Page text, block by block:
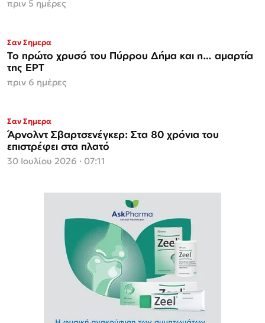
πριν 5 ημέρες
Σαν Σημερα
Το πρώτο χρυσό του Πύρρου Δήμα και η… αμαρτία
της ΕΡΤ
πριν 6 ημέρες
Σαν Σημερα
Άρνολντ Σβαρτσενέγκερ: Στα 80 χρόνια του
επιστρέφει στα πλατό
30 Ιουλίου 2026 · 07:11